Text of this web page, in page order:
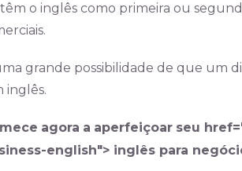
têm o inglês como primeira ou
grande possibilidade de que um
inglês.
agora a aperfeiçoar seu
english"> inglês para